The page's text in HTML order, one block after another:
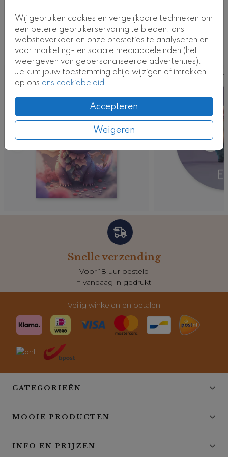
Wij gebruiken cookies en vergelijkbare technieken om
een betere gebruikerservaring te bieden, ons
websiteverkeer en onze prestaties te analyseren en
voor marketing- en sociale mediadoeleinden (het
weergeven van gepersonaliseerde advertenties).
Je kunt jouw toestemming altijd wijzigen of intrekken
op ons ons cookiebeleid.
Accepteren
Weigeren
Kaartcode: FD-0872-j1
Deze ontwerpen vind je misschien ook
leuk
Kaart
Snelle verzending
Voor 18 uur besteld
= vandaag in gedrukt
Veilig winkelen en betalen
CATEGORIEËN
MOOIE PRODUCTEN
INFO EN PRIJZEN